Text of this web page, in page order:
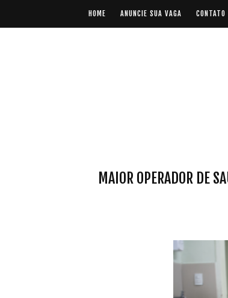
HOME ANUNCIE SUA VAGA CONTATO
MAIOR OPERADOR DE